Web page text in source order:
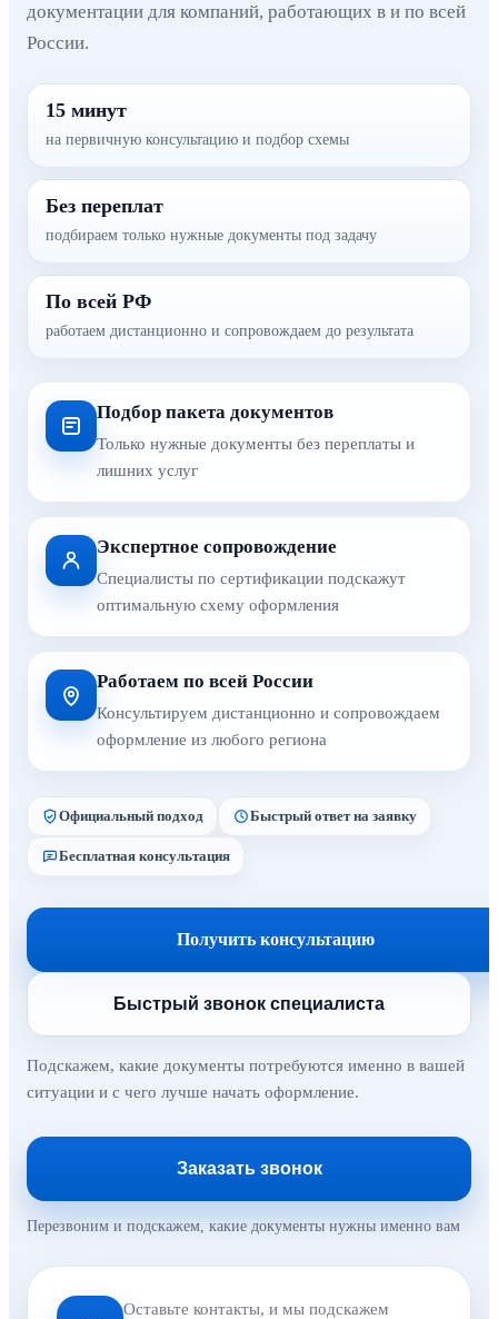
документации для компаний, работающих в и по всей
России.
15 минут
на первичную консультацию и подбор схемы
Без переплат
подбираем только нужные документы под задачу
По всей РФ
работаем дистанционно и сопровождаем до результата
Подбор пакета документов
Только нужные документы без переплаты и
лишних услуг
Экспертное сопровождение
Специалисты по сертификации подскажут
оптимальную схему оформления
Работаем по всей России
Консультируем дистанционно и сопровождаем
оформление из любого региона
Официальный подход Быстрый ответ на заявку
Бесплатная консультация
Получить консультацию
Быстрый звонок специалиста
Подскажем, какие документы потребуются именно в вашей
ситуации и с чего лучше начать оформление.
Заказать звонок
Перезвоним и подскажем, какие документы нужны именно вам
Оставьте контакты, и мы подскажем